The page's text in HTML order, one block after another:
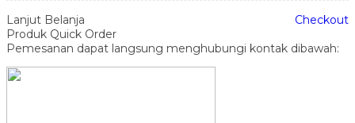
Lanjut Belanja
Checkout
Produk Quick Order
Pemesanan dapat langsung menghubungi kontak dibawah: